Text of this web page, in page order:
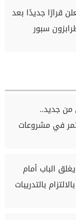
قرارًا جديدًا بعد
سبور
جديد..
في مشروعات
الباب أمام
بالتدريبات